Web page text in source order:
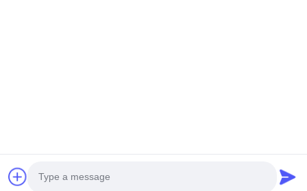
©2025- Shenzhen Xinhaisen Technology Limited. . Todos os direitos